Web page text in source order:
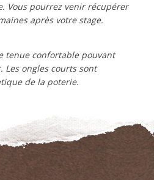
Vous pourrez venir récupérer
après votre stage.
tenue confortable pouvant
ongles courts sont
de la poterie.